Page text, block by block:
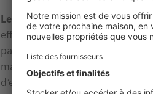
Le PVC, quant à lui, est le
efficace, facilement
pas d’entretien. L’aluminium,
mais moins performant que le
d’entretien.